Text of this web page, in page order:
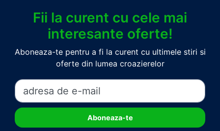
Fii la curent cu cele mai
interesante oferte!
Aboneaza-te pentru a fi la curent cu ultimele stiri si
oferte din lumea croazierelor